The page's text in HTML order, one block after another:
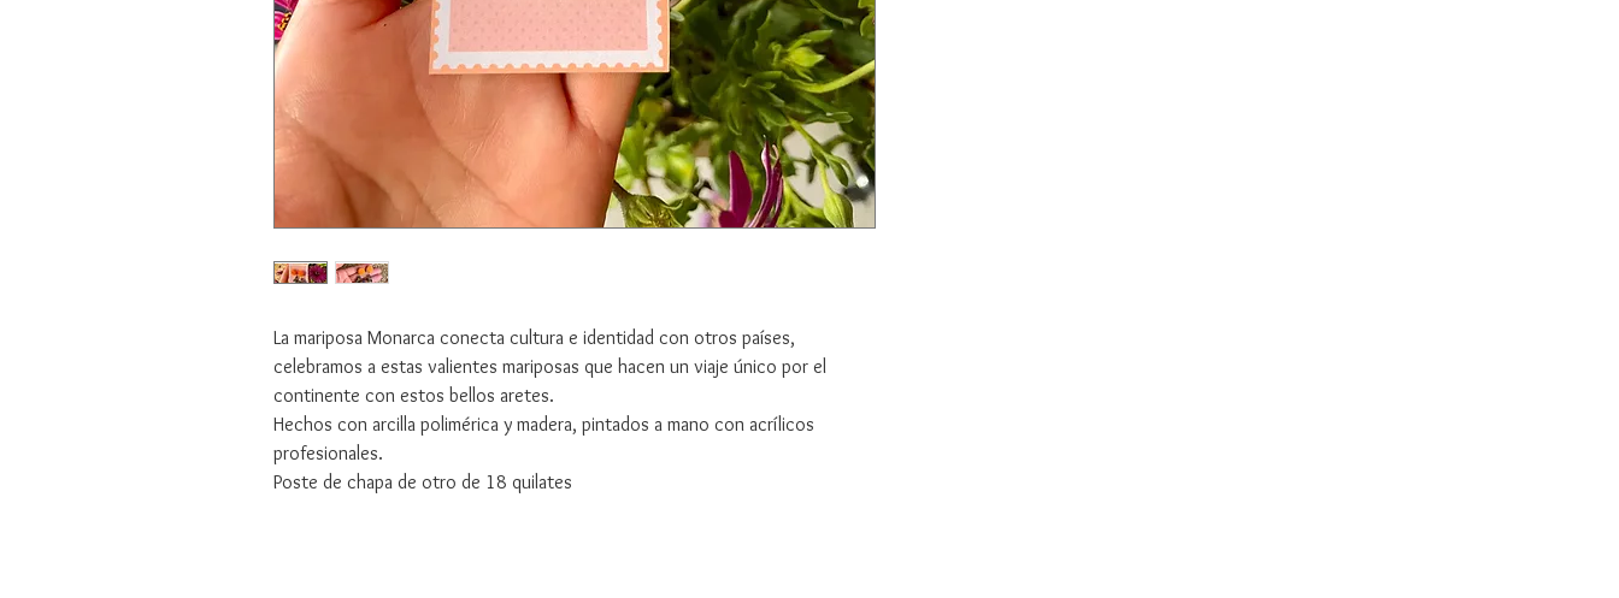
La mariposa Monarca conecta cultura e identidad con otros países,
celebramos a estas valientes mariposas que hacen un viaje único por el
continente con estos bellos aretes.
Hechos con arcilla polimérica y madera, pintados a mano con acrílicos
profesionales.
Poste de chapa de otro de 18 quilates